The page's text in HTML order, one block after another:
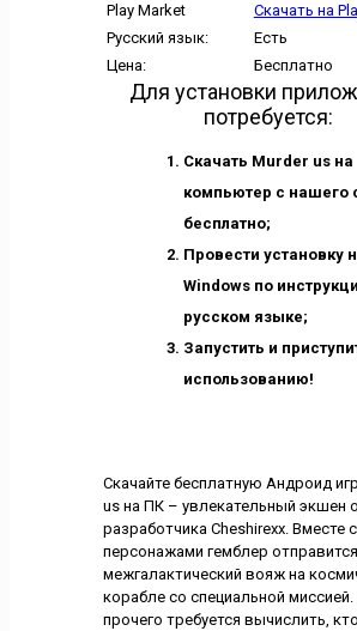
Play Market
Скачать на
Русский язык:
Есть
Цена:
Бесплатно
Для установки
потребуется:
Скачать Murder us на
компьютер с нашего
бесплатно;
Провести установку
Windows по
русском языке;
Запустить и
использованию!
Скачайте бесплатную Андроид
us на ПК – увлекательный экшен
разработчика Cheshirexx. Вместе с
персонажами гемблер
межгалактический вояж на
корабле со специальной
прочего требуется вычислить,